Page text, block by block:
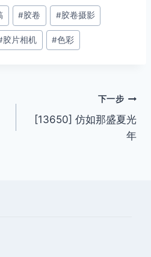
#胶卷 #胶卷摄影
胶片相机 #色彩
下一步
[13650] 仿如那盛夏光
年